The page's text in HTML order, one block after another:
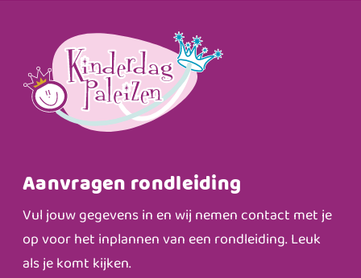
Aanvragen rondleiding
Vul jouw gegevens in en wij nemen contact met je
op voor het inplannen van een rondleiding. Leuk
als je komt kijken.